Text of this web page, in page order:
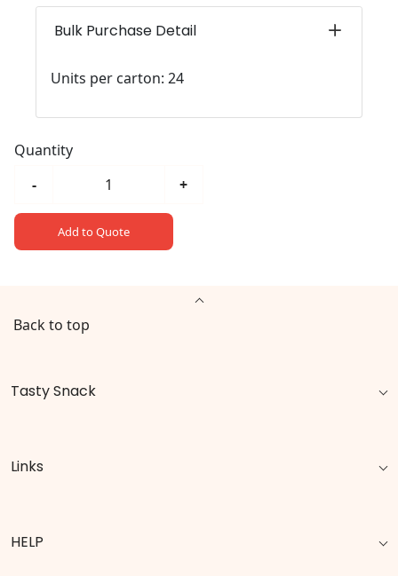
Bulk Purchase Detail
Units per carton: 24
Quantity
-
+
Add to Quote
Back to top
Tasty Snack
Links
HELP